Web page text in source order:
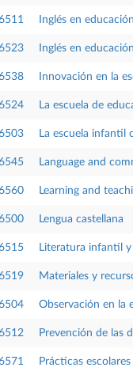
Inglés en
Inglés en
Innovación en la
La escuela de
La escuela infantil
Language and
Learning and
Lengua castellana
Literatura infantil
Materiales y
Observación en la
Prevención de las
Prácticas escolares